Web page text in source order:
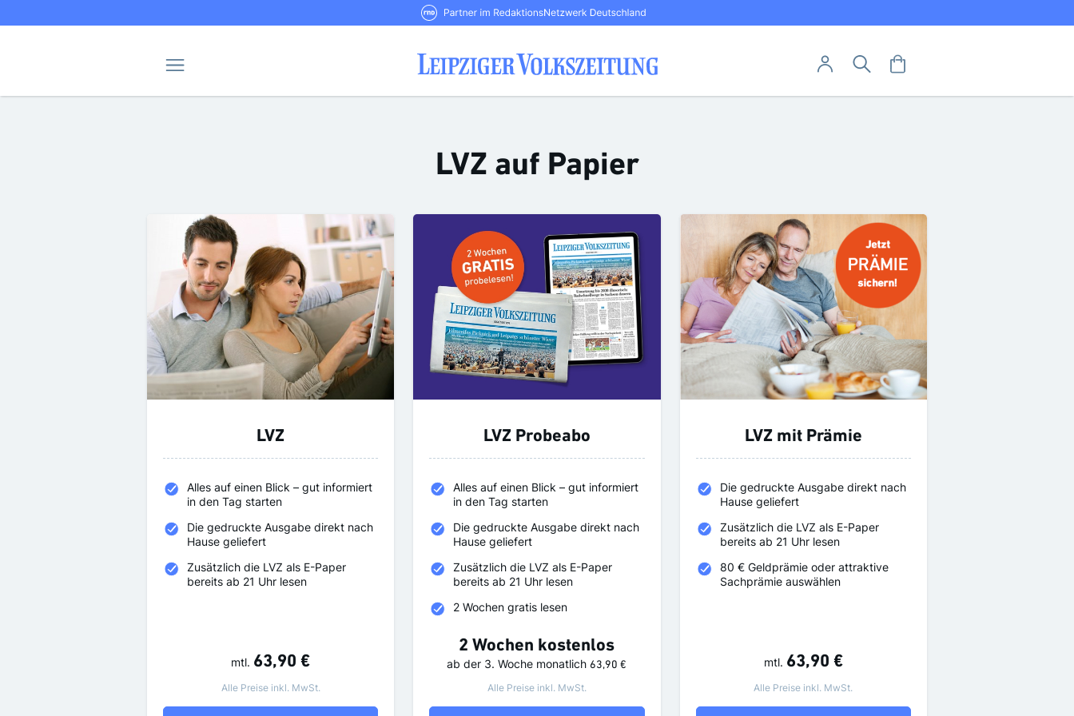
zum
RND Partner im RedaktionsNetzwerk Deutschland
Navigation
User-Menü
LVZ auf Papier
LVZ
Alles auf einen Blick – gut informiert
in den Tag starten
Die gedruckte Ausgabe direkt nach
Hause geliefert
Zusätzlich die LVZ als E-Paper
bereits ab 21 Uhr lesen
mtl. 63,90 €
Alle Preise inkl. MwSt.
LVZ Probeabo
Alles auf einen Blick – gut informiert
in den Tag starten
Die gedruckte Ausgabe direkt nach
Hause geliefert
Zusätzlich die LVZ als E-Paper
bereits ab 21 Uhr lesen
2 Wochen gratis lesen
2 Wochen kostenlos
ab der 3. Woche monatlich 63,90 €
Alle Preise inkl. MwSt.
LVZ mit Prämie
Die gedruckte Ausgabe direkt nach
Hause geliefert
Zusätzlich die LVZ als E-Paper
bereits ab 21 Uhr lesen
80 € Geldprämie oder attraktive
Sachprämie auswählen
mtl. 63,90 €
Alle Preise inkl. MwSt.